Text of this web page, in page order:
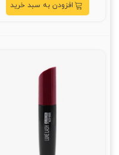
افزودن به سبد خرید